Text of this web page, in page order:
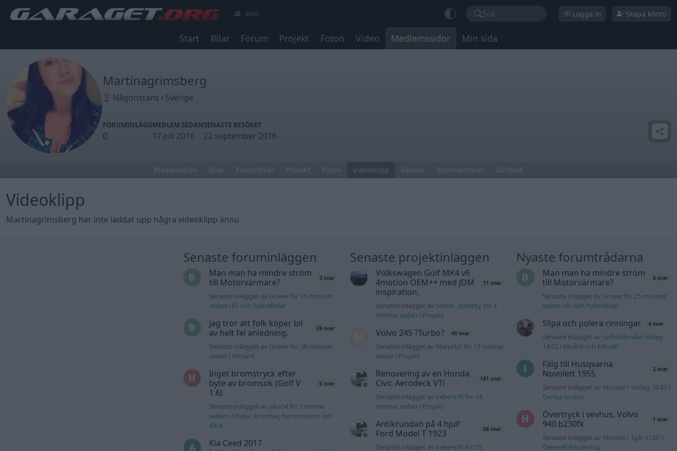
4600 Sök Logga in Skapa konto
Start Bilar Forum Projekt Foton Video Medlemssidor Min sida
Martinagrimsberg
Någonstans i Sverige
FORUMINLÄGG
0
MEDLEM SEDAN
17 juli 2016
SENASTE BESÖKET
22 september 2016
Presentation Bilar Favoritbilar Projekt Foton Videoklipp Vänner Kommentarer Gästbok
Videoklipp
Martinagrimsberg har inte laddat upp några videoklipp ännu
Senaste foruminläggen
Man man ha mindre ström
till Motorvärmare?
3 svar
Senaste inlägget av Growe för 25 minuter
sedan i El- och hybridbilar
Jag tror att folk köper bil
av helt fel anledning.
26 svar
Senaste inlägget av Growe för 38 minuter
sedan iAllmänt
Inget bromstryck efter
byte av bromsok (Golf V
1.6)
6 svar
Senaste inlägget av jaka54 för 1 timme
sedan i Chassi, bromsar, transmission och
däck
Kia Ceed 2017
Senaste projektinläggen
Volkswagen Golf MK4 v6
4motion OEM++ med JDM
inspiration.
11 svar
Senaste inlägget av Stol3n_Identity för 3
timmar sedan i Projekt
Volvo 245 ?Turbo? 40 svar
Senaste inlägget av Marurb1 för 12 timmar
sedan i Projekt
Renovering av en Honda
Civic Aerodeck VTi
181 svar
Senaste inlägget av Xebers76 för 14
timmar sedan i Projekt
Antikrundan på 4 hjul!
Ford Model T 1923
68 svar
Senaste inlägget av Xebers76 för 15
Nyaste forumtrådarna
Man man ha mindre ström
till Motorvärmare?
3 svar
Senaste inlägget av Growe för 25 minuter
sedan i El- och hybridbilar
Slipa och polera rinningar 4 svar
Senaste inlägget av turboblondie tisdag
14:22i Bilvård och biltvätt
Fälg till Husqvarna
Novolett 1955
2 svar
Senaste inlägget av Mossan1 tisdag 19:42i
Övriga fordon
Övertryck i vevhus, Volvo
940 b230fk
1 svar
Senaste inlägget av Mossan1 Igår 11:07i
Generell felsökning